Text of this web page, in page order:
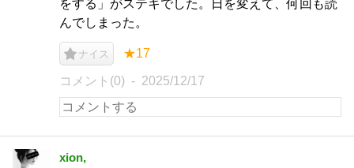
をする」がステキでした。日を変えて、何回も読
んでしまった。
ナイス ★17
コメント(0) 2025/12/17
xion,